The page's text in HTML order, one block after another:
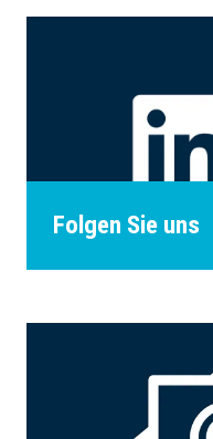
Folgen Sie uns
Vergessen Sie
helfen Ihnen, Ihre